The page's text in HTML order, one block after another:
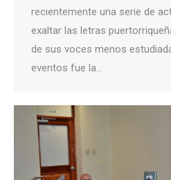
recientemente una serie de
exaltar las letras
de sus voces menos
eventos fue la…